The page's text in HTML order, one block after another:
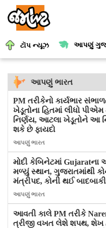
ટૉપ ન્યૂઝ આપણું
આપણું ભારત
PM તરીકેનો કાર્યભાર
ખેડૂતોના હિતમાં લીધો
નિર્ણય, આટલા ખેડૂતોને આ
શકે છે ફાયદો
આપણું ભારત
મોદી કેબિનેટમાં
મળ્યું સ્થાન, ગુજરાતમાંથી
મંત્રીપદ, કોની થઈ
આપણું ભારત
આવતી કાલે PM તરીકે
ત્રીજી વખત લેશે શપથ, શેખ